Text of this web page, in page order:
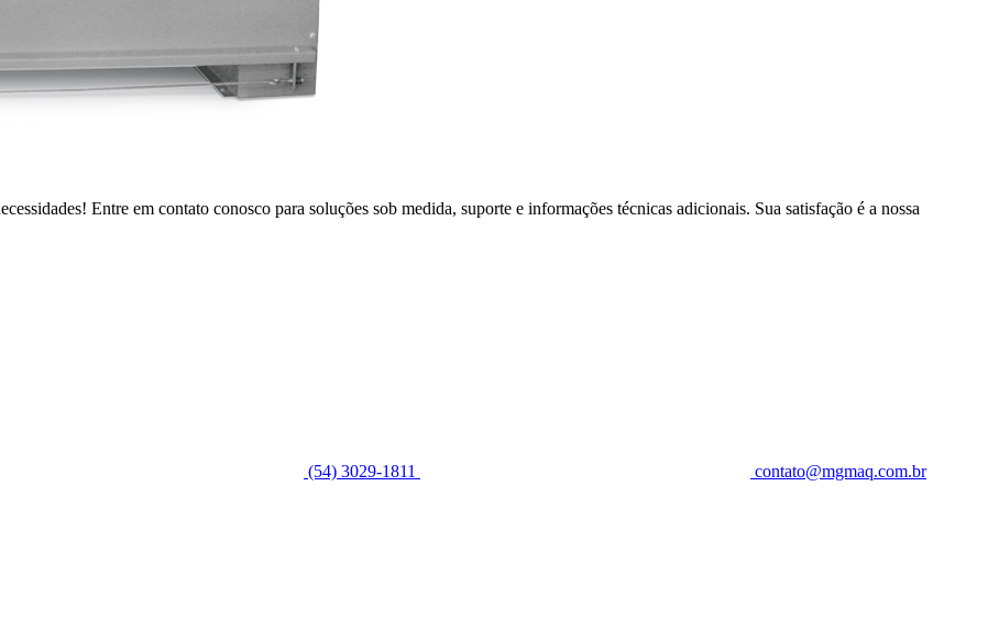
Entre em contato conosco para soluções sob medida, suporte e informações técnicas adicionais. Sua satisfação é a nossa
(54) 3029-1811 contato@mgmaq.com.br